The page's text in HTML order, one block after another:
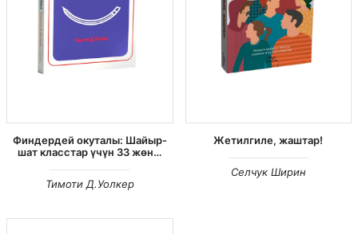
Финдердей окуталы: Шайыр-
шат класстар үчүн 33 жөн…
Тимоти Д.Уолкер
Жетилгиле, жаштар!
Селчук Ширин